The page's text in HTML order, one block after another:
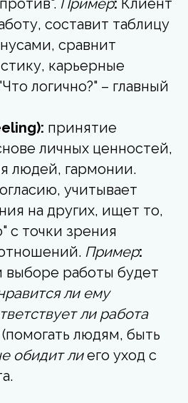
Пример: Клиент
составит таблицу
сравнит
карьерные
логично?" – главный
принятие
личных ценностей,
людей, гармонии.
учитывает
на других, ищет то,
с точки зрения
Пример:
выборе работы будет
ли ему
ли работа
людям, быть
обидит лиего уход с